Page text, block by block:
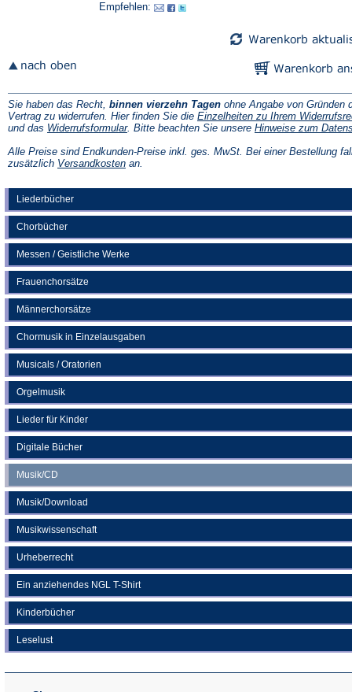
Liederbücher
Chorbücher
Messen / Geistliche Werke
Frauenchorsätze
Männerchorsätze
Chormusik in Einzelausgaben
Musicals / Oratorien
Orgelmusik
Lieder für Kinder
Digitale Bücher
Musik/CD
Musik/Download
Musikwissenschaft
Urheberrecht
Ein anziehendes NGL T-Shirt
Kinderbücher
Leselust
Empfehlen:
Sie haben das Recht, binnen vierzehn Tagen ohne Angabe von Gründen
Vertrag zu widerrufen. Hier finden Sie die Einzelheiten zu Ihrem
und das Widerrufsformular(Öffnet
einem
neuen
. Bitte beachten Sie unsere Hinweise zum
Alle Preise sind Endkunden-Preise inkl. ges. MwSt. Bei einer Bestellung
zusätzlich Versandkosten(Öffnet
an.